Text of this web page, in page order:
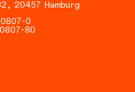
20457 Hamburg
0
80